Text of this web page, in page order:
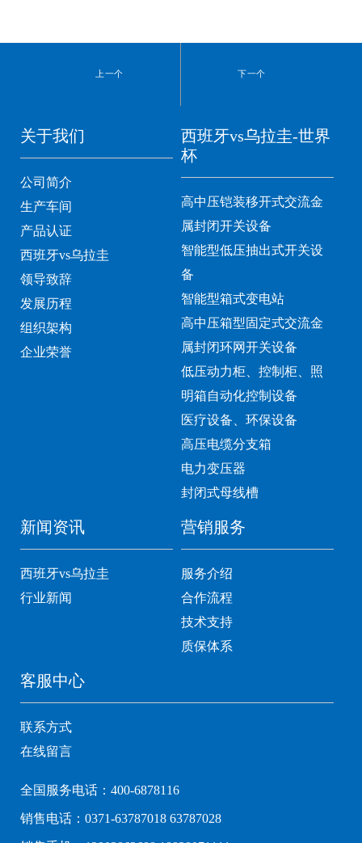
上一个 下一个
关于我们
公司简介
生产车间
产品认证
西班牙vs乌拉圭
领导致辞
发展历程
组织架构
企业荣誉
西班牙vs乌拉圭-世界
杯
高中压铠装移开式交流金
属封闭开关设备
智能型低压抽出式开关设
备
智能型箱式变电站
高中压箱型固定式交流金
属封闭环网开关设备
低压动力柜、控制柜、照
明箱自动化控制设备
医疗设备、环保设备
高压电缆分支箱
电力变压器
封闭式母线槽
新闻资讯
西班牙vs乌拉圭
行业新闻
营销服务
服务介绍
合作流程
技术支持
质保体系
客服中心
联系方式
在线留言
全国服务电话：400-6878116
销售电话：0371-63787018 63787028